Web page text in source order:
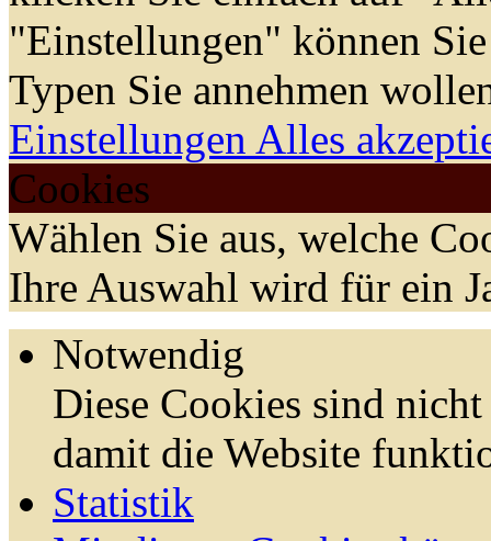
"Einstellungen" können
Typen Sie annehmen
Einstellungen Alles
Cookies
Wählen Sie aus, welche
Ihre Auswahl wird für ein
Notwendig
Diese Cookies sind
damit die Website
Statistik